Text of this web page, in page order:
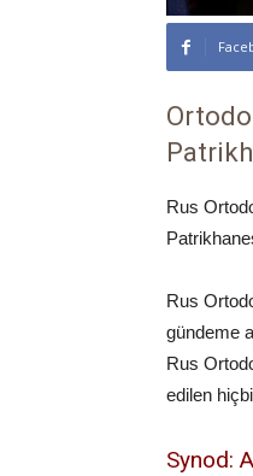
Rus
Rus
gündeme
Rus
edilen
Synod: